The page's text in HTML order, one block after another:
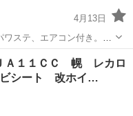
4月13日
オートマ
Ａ１１ＣＣ 幌 レカロ
シート 改ホイ…